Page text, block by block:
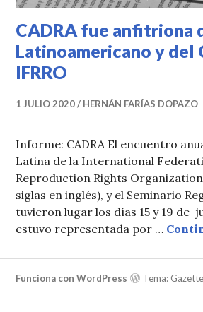
CADRA fue anfitriona
Latinoamericano y del
IFRRO
1 JULIO 2020 HERNÁN FARÍAS DOPAZO
Informe: CADRA El encuentro
Latina de la International
Reproduction Rights
siglas en inglés), y el Seminario
tuvieron lugar los días 15 y 19 de
estuvo representada por …
Funciona con WordPress Tema: